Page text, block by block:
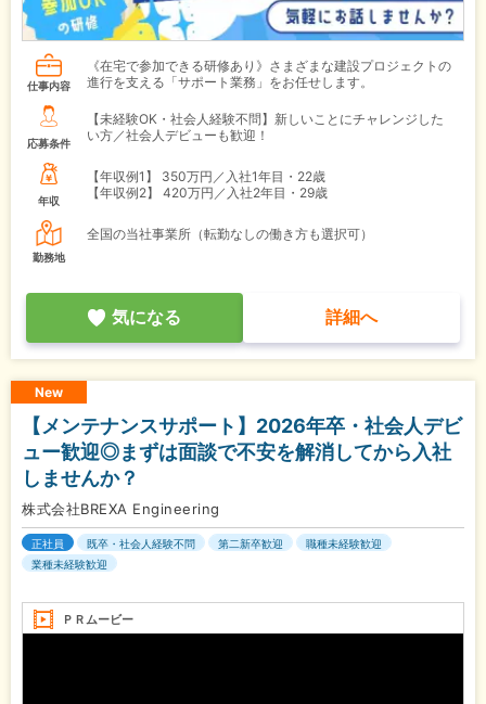
仕事内容
《在宅で参加できる研修あり》さまざまな建設プロジェクトの
進行を支える「サポート業務」をお任せします。
応募条件
【未経験OK・社会人経験不問】新しいことにチャレンジした
い方／社会人デビューも歓迎！
年収
【年収例1】
350万円／入社1年目・22歳
【年収例2】
420万円／入社2年目・29歳
勤務地
全国の当社事業所（転勤なしの働き方も選択可）
気になる 詳細へ
New
【メンテナンスサポート】2026年卒・社会人デビ
ュー歓迎◎まずは面談で不安を解消してから入社
しませんか？
株式会社BREXA Engineering
正社員 既卒・社会人経験不問 第二新卒歓迎
職種未経験歓迎
業種未経験歓迎
ＰＲムービー